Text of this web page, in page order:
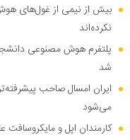
بیش از نیمی از غول‌های
نکرده‌اند
پلتفرم هوش مصنوعی
شد
ایران امسال صاحب
می‌شود
کارمندان اپل و مایکروسافت